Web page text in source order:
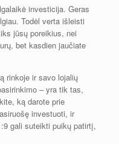
investicija. Geras
Todėl verta išleisti
jūsų poreikius, nei
bet kasdien jaučiate
rinkoje ir savo lojalių
– yra tik tas,
ką darote prie
investuoti, ir
gali suteikti puikų patirtį,